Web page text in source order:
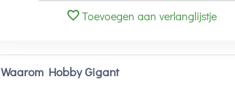
Toevoegen aan verlanglijstje
Waarom Hobby Gigant